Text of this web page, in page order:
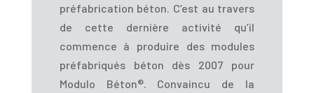
préfabrication béton. C’est au travers
de cette dernière activité qu’il
commence à produire des modules
préfabriqués béton dès 2007 pour
Modulo Béton®. Convaincu de la